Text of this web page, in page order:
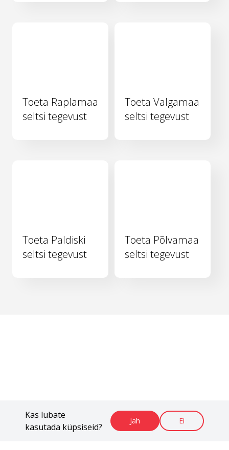
Kas lubate
kasutada küpsiseid?
Jah Ei
Toeta Raplamaa
seltsi tegevust
Toeta Valgamaa
seltsi tegevust
Toeta Paldiski
seltsi tegevust
Toeta Põlvamaa
seltsi tegevust